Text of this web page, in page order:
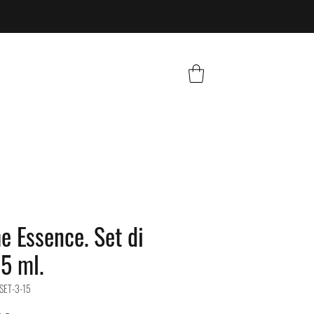
Essence. Set di
ml.
3-15